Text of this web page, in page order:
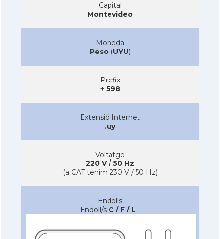
Capital
Montevideo
Moneda
Peso(UYU)
Prefix
+ 598
Extensió Internet
.uy
Voltatge
220 V / 50 Hz
(a CAT tenim 230 V / 50 Hz)
Endolls
Endoll/s C / F / L -